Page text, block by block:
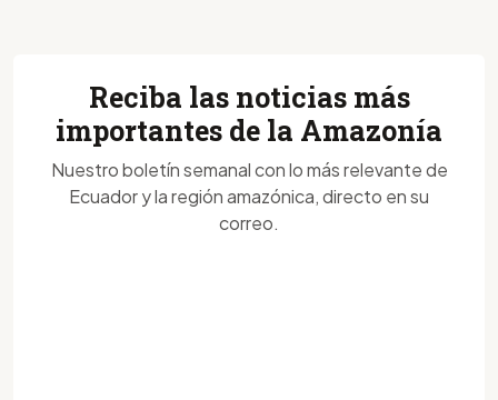
Reciba las noticias más
importantes de la Amazonía
Nuestro boletín semanal con lo más relevante de
Ecuador y la región amazónica, directo en su
correo.